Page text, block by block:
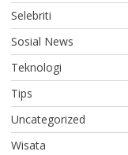
Selebriti
Sosial News
Teknologi
Tips
Uncategorized
Wisata